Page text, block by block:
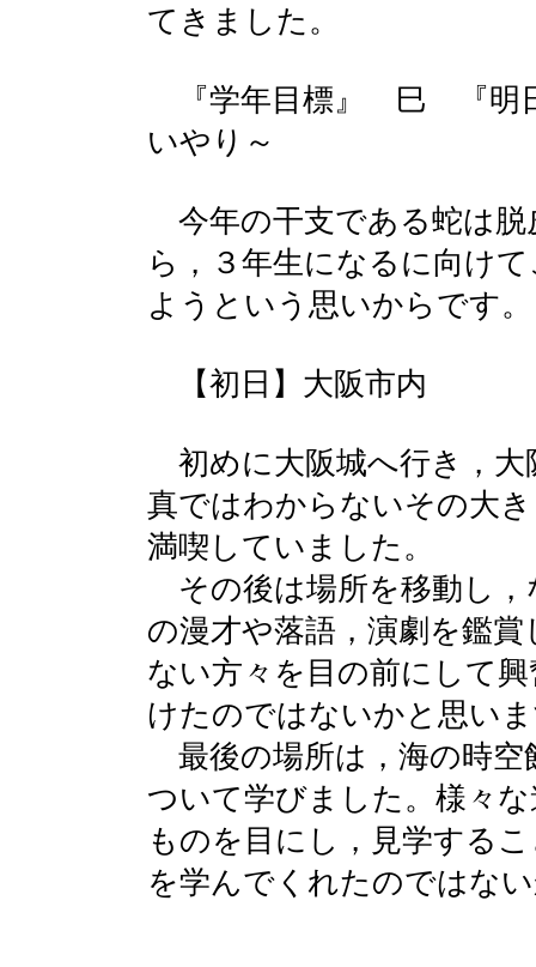
てきました。
『学年目標』 巳 『明
いやり～
今年の干支である蛇は脱
ら，３年生になるに向け
ようという思いからです。
【初日】大阪市内
初めに大阪城へ行き，大
真ではわからないその大
満喫していました。
その後は場所を移動し
の漫才や落語，演劇を鑑
ない方々を目の前にして
けたのではないかと思い
最後の場所は，海の時空
ついて学びました。様々
ものを目にし，見学する
を学んでくれたのではな